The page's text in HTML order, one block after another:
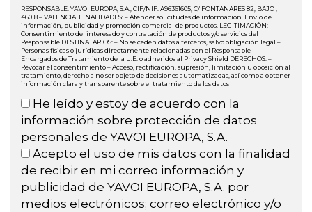
RESPONSABLE: YAVOI EUROPA, S.A., CIF/NIF: A96361605, C/ FONTANARES 82, BAJO ,
46018 – VALENCIA. FINALIDADES: – Atender solicitudes de información. Envío de
información, publicidad y promoción comercial de productos. LEGITIMACIÓN: –
Consentimiento del interesado y contratación de productos y/o servicios del
Responsable DESTINATARIOS: – No se ceden datos a terceros, salvo obligación legal –
Personas físicas o jurídicas directamente relacionadas con el Responsable –
Encargados de Tratamiento de la U.E. o adheridos al Privacy Shield DERECHOS: –
Revocar el consentimiento – Acceso, rectificación, supresión, limitación u oposición al
tratamiento, derecho a no ser objeto de decisiones automatizadas, así como a obtener
información clara y transparente sobre el tratamiento de los datos
He leído y estoy de acuerdo con la
información sobre protección de datos
personales de YAVOI EUROPA, S.A.
Acepto el uso de mis datos con la finalidad
de recibir en mi correo información y
publicidad de YAVOI EUROPA, S.A. por
medios electrónicos; correo electrónico y/o